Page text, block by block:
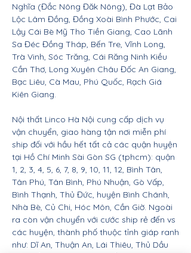
Nghĩa (Đắc Nông Đăk Nông), Đà Lạt Bảo
Lộc Lâm Đồng, Đồng Xoài Bình Phước, Cai
Lậy Cái Bè Mỹ Tho Tiền Giang, Cao Lãnh
Sa Đéc Đồng Tháp, Bến Tre, Vĩnh Long,
Trà Vinh, Sóc Trăng, Cái Răng Ninh Kiều
Cần Thơ, Long Xuyên Châu Đốc An Giang,
Bạc Liêu, Cà Mau, Phú Quốc, Rạch Giá
Kiên Giang.
Nội thất Linco Hà Nội cung cấp dịch vụ
vận chuyển, giao hàng tận nơi miễn phí
ship đối với hầu hết tất cả các quận huyện
tại Hồ Chí Minh Sài Gòn SG (tphcm): quận
1, 2, 3, 4, 5, 6, 7, 8, 9, 10, 11, 12, Bình Tân,
Tân Phú, Tân Bình, Phú Nhuận, Gò Vấp,
Bình Thạnh, Thủ Đức, huyện Bình Chánh,
Nhà Bè, Củ Chi, Hóc Môn, Cần Giờ. Ngoài
ra còn vận chuyển với cước ship rẻ đến vs
các huyện, thành phố thuộc tỉnh giáp ranh
như: Dĩ An, Thuận An, Lái Thiêu, Thủ Dầu